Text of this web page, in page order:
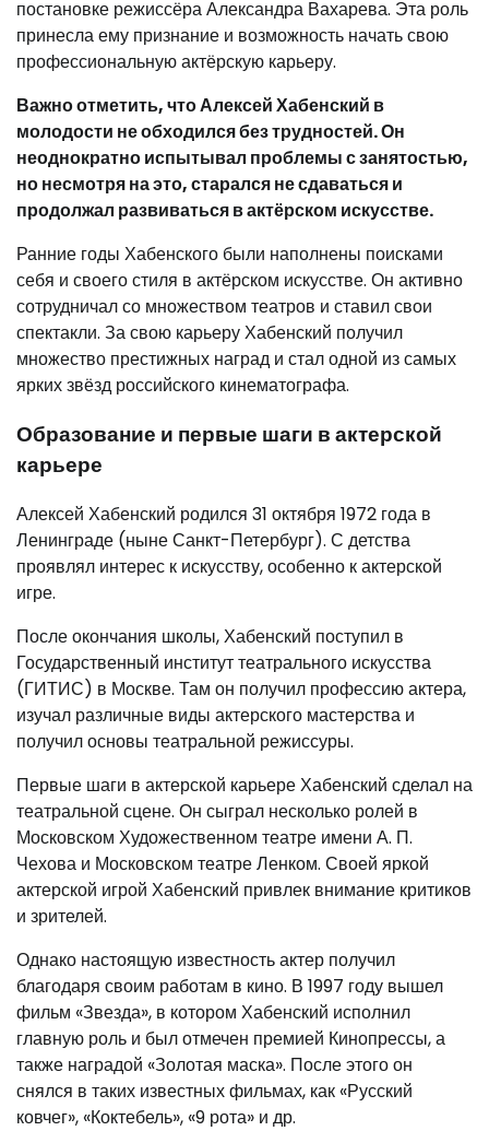
постановке режиссёра Александра Вахарева. Эта роль
принесла ему признание и возможность начать свою
профессиональную актёрскую карьеру.
Важно отметить, что Алексей Хабенский в
молодости не обходился без трудностей. Он
неоднократно испытывал проблемы с занятостью,
но несмотря на это, старался не сдаваться и
продолжал развиваться в актёрском искусстве.
Ранние годы Хабенского были наполнены поисками
себя и своего стиля в актёрском искусстве. Он активно
сотрудничал со множеством театров и ставил свои
спектакли. За свою карьеру Хабенский получил
множество престижных наград и стал одной из самых
ярких звёзд российского кинематографа.
Образование и первые шаги в актерской
карьере
Алексей Хабенский родился 31 октября 1972 года в
Ленинграде (ныне Санкт-Петербург). С детства
проявлял интерес к искусству, особенно к актерской
игре.
После окончания школы, Хабенский поступил в
Государственный институт театрального искусства
(ГИТИС) в Москве. Там он получил профессию актера,
изучал различные виды актерского мастерства и
получил основы театральной режиссуры.
Первые шаги в актерской карьере Хабенский сделал на
театральной сцене. Он сыграл несколько ролей в
Московском Художественном театре имени А. П.
Чехова и Московском театре Ленком. Своей яркой
актерской игрой Хабенский привлек внимание критиков
и зрителей.
Однако настоящую известность актер получил
благодаря своим работам в кино. В 1997 году вышел
фильм «Звезда», в котором Хабенский исполнил
главную роль и был отмечен премией Кинопрессы, а
также наградой «Золотая маска». После этого он
снялся в таких известных фильмах, как «Русский
ковчег», «Коктебель», «9 рота» и др.